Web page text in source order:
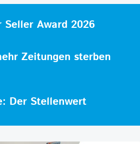
Seller Award 2026
Zeitungen sterben
Der Stellenwert